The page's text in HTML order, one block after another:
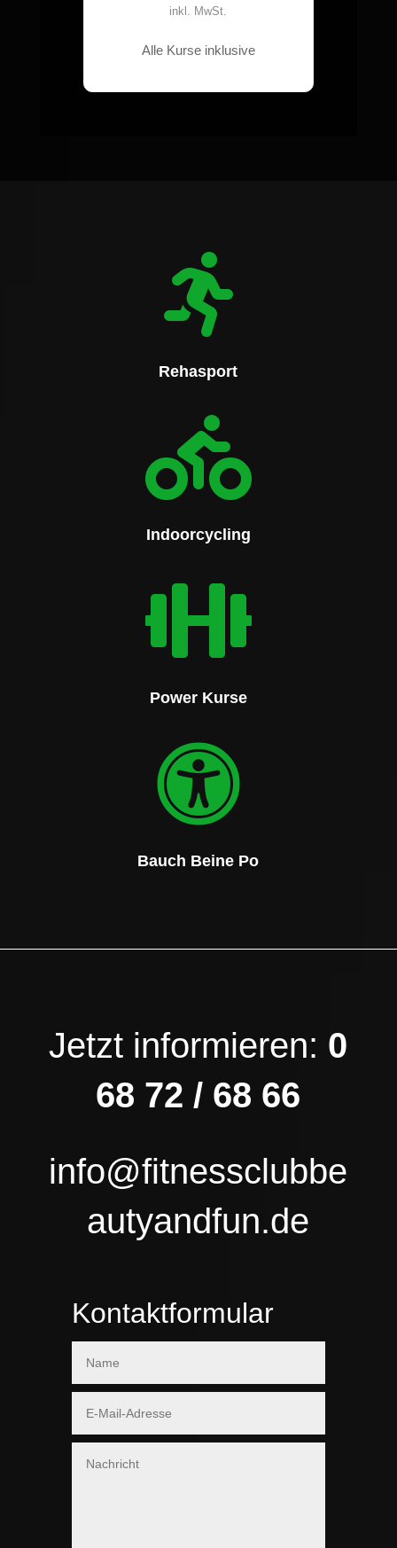
inkl. MwSt.
Alle Kurse inklusive

Rehasport

Indoorcycling

Power Kurse

Bauch Beine Po
Jetzt informieren: 0
68 72 / 68 66
info@fitnessclubbe
autyandfun.de
Kontaktformular